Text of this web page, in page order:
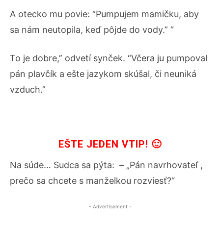
A otecko mu povie: “Pumpujem mamičku, aby
sa nám neutopila, keď pôjde do vody.” “
To je dobre,” odvetí synček. “Včera ju pumpoval
pán plavčík a ešte jazykom skúšal, či neuniká
vzduch.”
EŠTE JEDEN VTIP! 🙂
Na súde… Sudca sa pýta: – „Pán navrhovateľ ,
prečo sa chcete s manželkou rozviesť?“
- Advertisement -